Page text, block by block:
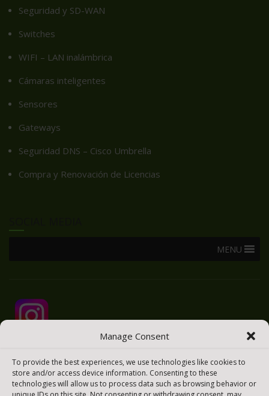
Manage Consent
To provide the best experiences, we use technologies like cookies to
store and/or access device information. Consenting to these
technologies will allow us to process data such as browsing behavior or
Seguridad y SD-WAN
Switches
WIFI – LAN inalámbrica
Cámaras inteligentes
Sensores
Gateways
Seguridad DNS – Cisco Umbrella
Compra y Renovación de Licencias
MENU